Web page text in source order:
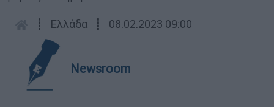
┋ Ελλάδα ┋ 08.02.2023 09:00
Newsroom